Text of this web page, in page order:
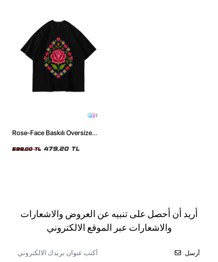
2
Rose-Face Baskılı Oversize
599,00 TL 479,20 TL
أريد أن أحصل على تنبيه عن العروض والاشعارات
والاشعارات عبر الموقع الالكتروني
أرسل